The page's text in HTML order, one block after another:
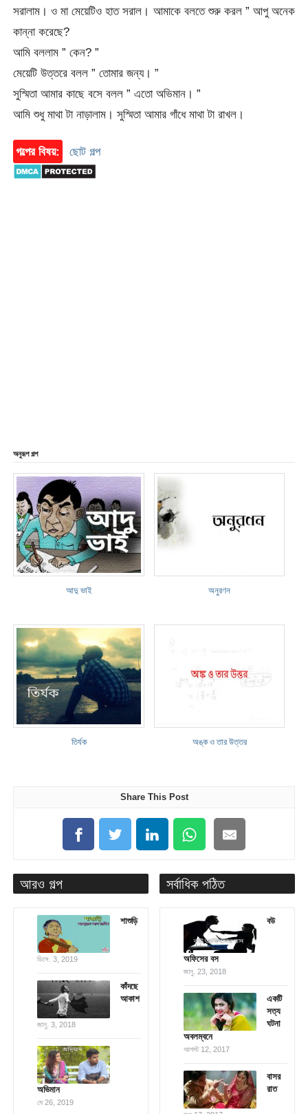
সরালাম। ও মা মেয়েটিও হাত সরাল। আমাকে বলতে শুরু করল ” আপু অনেক
কান্না করেছে?
আমি বললাম ” কেন? ”
মেয়েটি উত্তরে বলল ” তোমার জন্য। ”
সুস্মিতা আমার কাছে বসে বলল ” এতো অভিমান। ”
আমি শুধু মাথা টা নাড়ালাম। সুস্মিতা আমার গাঁধে মাথা টা রাখল।
গল্পের বিষয়: ছোট গল্প
অনুরূপ গল্প
আদু ভাই অনুরণন
তির্যক অঙ্ক ও তার উত্তর
Share This Post
আরও গল্প
শাশুড়ি
ডিসে. 3, 2019
কাঁদছে
আকাশ
জানু. 3, 2018
অভিমান
মে 26, 2019
সর্বাধিক পঠিত
বউ
অফিসের বস
জানু. 23, 2018
একটি
সত্য
ঘটনা
অবলম্বনে
আগস্ট 12, 2017
বাসর
রাত